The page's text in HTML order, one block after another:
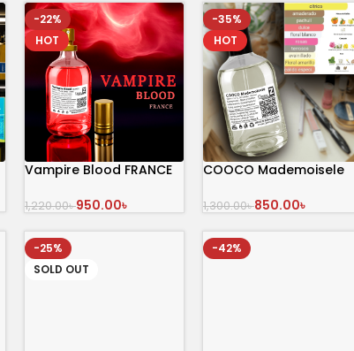
-22%
HOT
Vampire Blood FRANCE
1,220.00৳950.00৳
অর্ডার করুন
-35%
HOT
COOCO Mademoisele
1,300.00৳850.00৳
অর্ডার করুন
-25%
SOLD OUT
-42%